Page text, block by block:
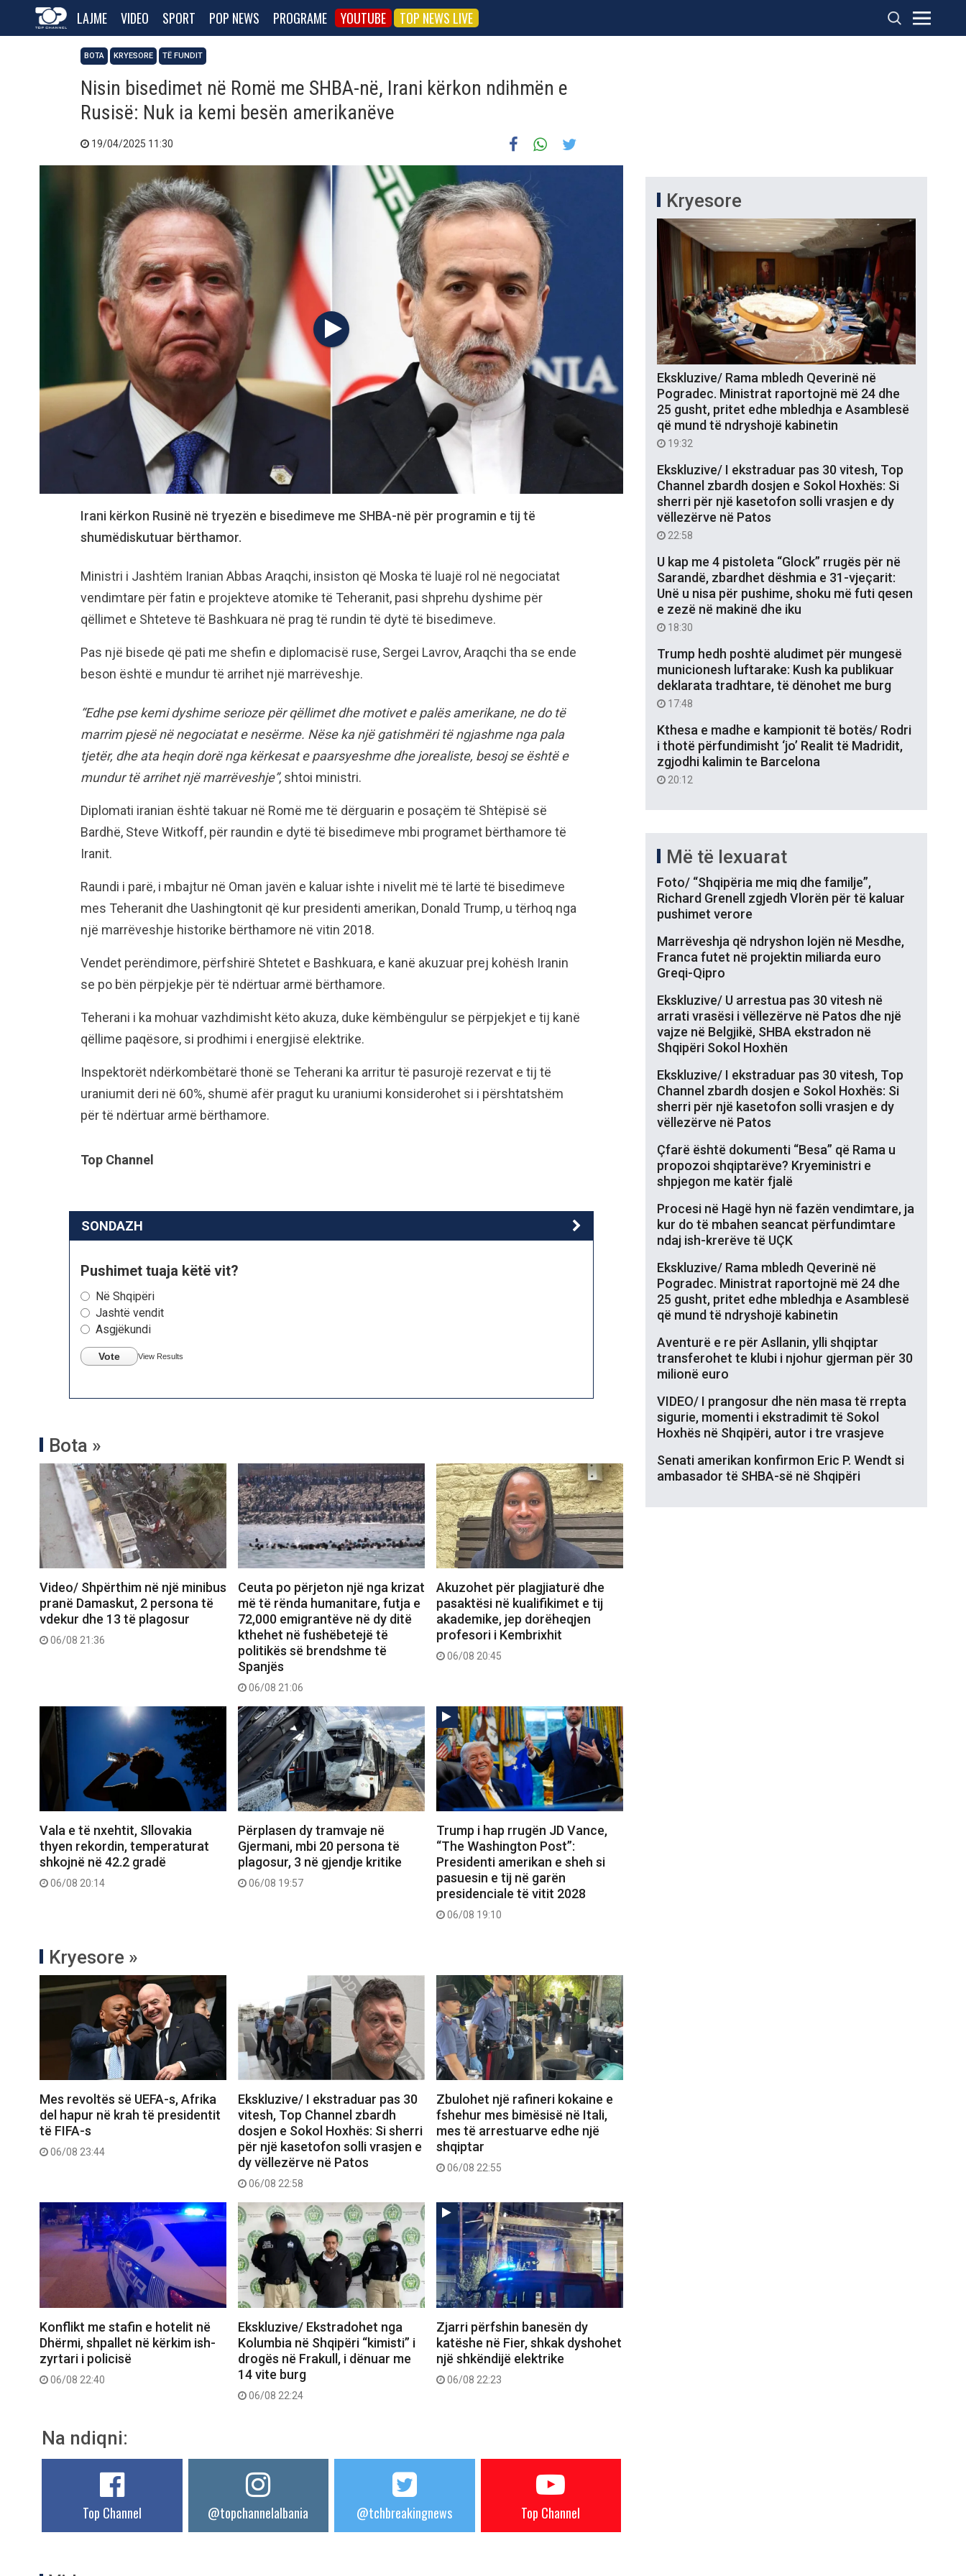
LAJME VIDEO SPORT POP NEWS PROGRAME YOUTUBE TOP NEWS LIVE
BOTA KRYESORE TË FUNDIT
Nisin bisedimet në Romë me SHBA-në, Irani kërkon ndihmën e
Rusisë: Nuk ia kemi besën amerikanëve
19/04/2025 11:30
Irani kërkon Rusinë në tryezën e bisedimeve me SHBA-në për programin e tij të
shumëdiskutuar bërthamor.
Ministri i Jashtëm Iranian Abbas Araqchi, insiston që Moska të luajë rol në negociatat
vendimtare për fatin e projekteve atomike të Teheranit, pasi shprehu dyshime për
qëllimet e Shteteve të Bashkuara në prag të rundin të dytë të bisedimeve.
Pas një bisede që pati me shefin e diplomacisë ruse, Sergei Lavrov, Araqchi tha se ende
beson është e mundur të arrihet një marrëveshje.
“Edhe pse kemi dyshime serioze për qëllimet dhe motivet e palës amerikane, ne do të
marrim pjesë në negociatat e nesërme. Nëse ka një gatishmëri të ngjashme nga pala
tjetër, dhe ata heqin dorë nga kërkesat e paarsyeshme dhe jorealiste, besoj se është e
mundur të arrihet një marrëveshje”, shtoi ministri.
Diplomati iranian është takuar në Romë me të dërguarin e posaçëm të Shtëpisë së
Bardhë, Steve Witkoff, për raundin e dytë të bisedimeve mbi programet bërthamore të
Iranit.
Raundi i parë, i mbajtur në Oman javën e kaluar ishte i nivelit më të lartë të bisedimeve
mes Teheranit dhe Uashingtonit që kur presidenti amerikan, Donald Trump, u tërhoq nga
një marrëveshje historike bërthamore në vitin 2018.
Vendet perëndimore, përfshirë Shtetet e Bashkuara, e kanë akuzuar prej kohësh Iranin
se po bën përpjekje për të ndërtuar armë bërthamore.
Teherani i ka mohuar vazhdimisht këto akuza, duke këmbëngulur se përpjekjet e tij kanë
qëllime paqësore, si prodhimi i energjisë elektrike.
Inspektorët ndërkombëtarë thonë se Teherani ka arritur të pasurojë rezervat e tij të
uraniumit deri në 60%, shumë afër pragut ku uraniumi konsiderohet si i përshtatshëm
për të ndërtuar armë bërthamore.
Top Channel
SONDAZH
Pushimet tuaja këtë vit?
Në Shqipëri
Jashtë vendit
Asgjëkundi
Vote View Results
Bota »
Video/ Shpërthim në një minibus
pranë Damaskut, 2 persona të
vdekur dhe 13 të plagosur
06/08 21:36
Ceuta po përjeton një nga krizat
më të rënda humanitare, futja e
72,000 emigrantëve në dy ditë
kthehet në fushëbetejë të
politikës së brendshme të
Spanjës
06/08 21:06
Akuzohet për plagjiaturë dhe
pasaktësi në kualifikimet e tij
akademike, jep dorëheqjen
profesori i Kembrixhit
06/08 20:45
Vala e të nxehtit, Sllovakia
thyen rekordin, temperaturat
shkojnë në 42.2 gradë
06/08 20:14
Përplasen dy tramvaje në
Gjermani, mbi 20 persona të
plagosur, 3 në gjendje kritike
06/08 19:57
Trump i hap rrugën JD Vance,
“The Washington Post”:
Presidenti amerikan e sheh si
pasuesin e tij në garën
presidenciale të vitit 2028
06/08 19:10
Kryesore »
Mes revoltës së UEFA-s, Afrika
del hapur në krah të presidentit
të FIFA-s
06/08 23:44
Ekskluzive/ I ekstraduar pas 30
vitesh, Top Channel zbardh
dosjen e Sokol Hoxhës: Si sherri
për një kasetofon solli vrasjen e
dy vëllezërve në Patos
06/08 22:58
Zbulohet një rafineri kokaine e
fshehur mes bimësisë në Itali,
mes të arrestuarve edhe një
shqiptar
06/08 22:55
Konflikt me stafin e hotelit në
Dhërmi, shpallet në kërkim ish-
zyrtari i policisë
06/08 22:40
Ekskluzive/ Ekstradohet nga
Kolumbia në Shqipëri “kimisti” i
drogës në Frakull, i dënuar me
14 vite burg
06/08 22:24
Zjarri përfshin banesën dy
katëshe në Fier, shkak dyshohet
një shkëndijë elektrike
06/08 22:23
Na ndiqni:
Top Channel @topchannelalbania @tchbreakingnews Top Channel
Kryesore
Ekskluzive/ Rama mbledh Qeverinë në
Pogradec. Ministrat raportojnë më 24 dhe
25 gusht, pritet edhe mbledhja e Asamblesë
që mund të ndryshojë kabinetin
19:32
Ekskluzive/ I ekstraduar pas 30 vitesh, Top
Channel zbardh dosjen e Sokol Hoxhës: Si
sherri për një kasetofon solli vrasjen e dy
vëllezërve në Patos
22:58
U kap me 4 pistoleta “Glock” rrugës për në
Sarandë, zbardhet dëshmia e 31-vjeçarit:
Unë u nisa për pushime, shoku më futi qesen
e zezë në makinë dhe iku
18:30
Trump hedh poshtë aludimet për mungesë
municionesh luftarake: Kush ka publikuar
deklarata tradhtare, të dënohet me burg
17:48
Kthesa e madhe e kampionit të botës/ Rodri
i thotë përfundimisht ‘jo’ Realit të Madridit,
zgjodhi kalimin te Barcelona
20:12
Më të lexuarat
Foto/ “Shqipëria me miq dhe familje”,
Richard Grenell zgjedh Vlorën për të kaluar
pushimet verore
Marrëveshja që ndryshon lojën në Mesdhe,
Franca futet në projektin miliarda euro
Greqi-Qipro
Ekskluzive/ U arrestua pas 30 vitesh në
arrati vrasësi i vëllezërve në Patos dhe një
vajze në Belgjikë, SHBA ekstradon në
Shqipëri Sokol Hoxhën
Ekskluzive/ I ekstraduar pas 30 vitesh, Top
Channel zbardh dosjen e Sokol Hoxhës: Si
sherri për një kasetofon solli vrasjen e dy
vëllezërve në Patos
Çfarë është dokumenti “Besa” që Rama u
propozoi shqiptarëve? Kryeministri e
shpjegon me katër fjalë
Procesi në Hagë hyn në fazën vendimtare, ja
kur do të mbahen seancat përfundimtare
ndaj ish-krerëve të UÇK
Ekskluzive/ Rama mbledh Qeverinë në
Pogradec. Ministrat raportojnë më 24 dhe
25 gusht, pritet edhe mbledhja e Asamblesë
që mund të ndryshojë kabinetin
Aventurë e re për Asllanin, ylli shqiptar
transferohet te klubi i njohur gjerman për 30
milionë euro
VIDEO/ I prangosur dhe nën masa të rrepta
sigurie, momenti i ekstradimit të Sokol
Hoxhës në Shqipëri, autor i tre vrasjeve
Senati amerikan konfirmon Eric P. Wendt si
ambasador të SHBA-së në Shqipëri